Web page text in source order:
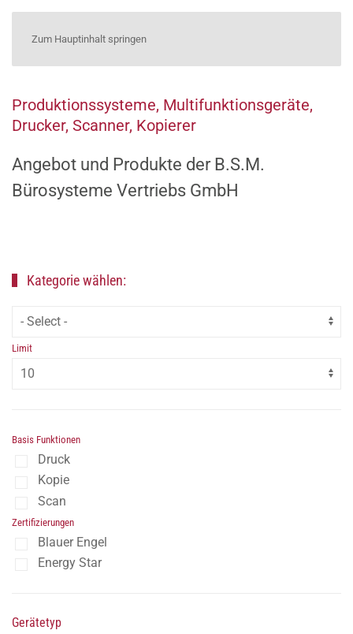
Zum Hauptinhalt springen
Produktionssysteme, Multifunktionsgeräte,
Drucker, Scanner, Kopierer
Angebot und Produkte der B.S.M.
Bürosysteme Vertriebs GmbH
Kategorie wählen:
Limit
Basis Funktionen
Druck
Kopie
Scan
Zertifizierungen
Blauer Engel
Energy Star
Gerätetyp